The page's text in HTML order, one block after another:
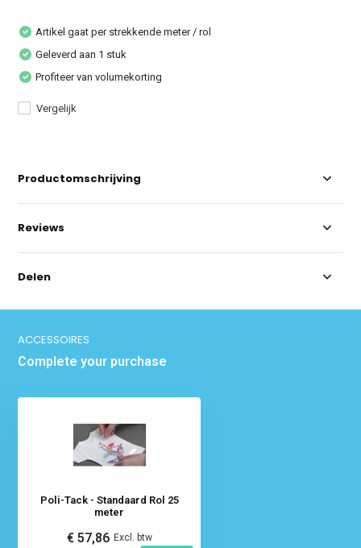
Artikel gaat per strekkende meter / rol
Geleverd aan 1 stuk
Profiteer van volumekorting
Vergelijk
Productomschrijving
Reviews
Delen
ACCESSOIRES
Complete your purchase
Poli-Tack - Standaard Rol 25
meter
€ 57,86 Excl. btw